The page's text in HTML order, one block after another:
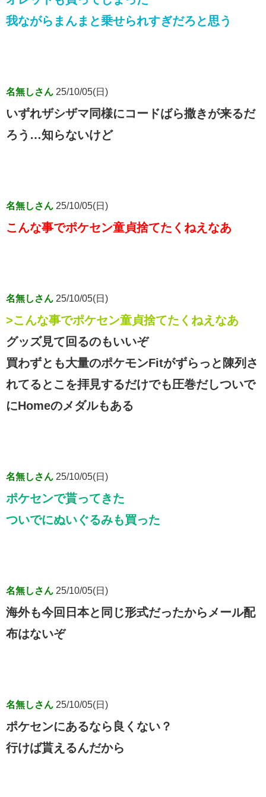
我ながらまんまと乗せられすぎだろと思う
名無しさん 25/10/05(日)
いずれザシザマ同様にコードばら撒きが来るだ
ろう…知らないけど
名無しさん 25/10/05(日)
こんな事でポケセン童貞捨てたくねえなあ
名無しさん 25/10/05(日)
>こんな事でポケセン童貞捨てたくねえなあ
グッズ見て回るのもいいぞ
買わずとも大量のポケモンFitがずらっと陳列さ
れてるとこを拝見するだけでも圧巻だしついで
にHomeのメダルもある
名無しさん 25/10/05(日)
ポケセンで貰ってきた
ついでにぬいぐるみも買った
名無しさん 25/10/05(日)
海外も今回日本と同じ形式だったからメール配
布はないぞ
名無しさん 25/10/05(日)
ポケセンにあるなら良くない？
行けば貰えるんだから